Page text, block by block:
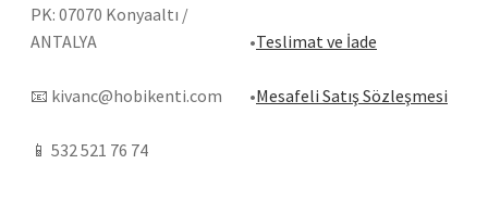
PK: 07070 Konyaaltı /
ANTALYA
📧 kivanc@hobikenti.com
📱 532 521 76 74
•Teslimat ve İade
•Mesafeli Satış Sözleşmesi